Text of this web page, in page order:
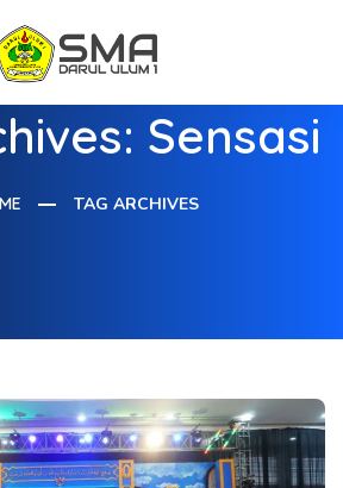
Sensasi
TAG ARCHIVES